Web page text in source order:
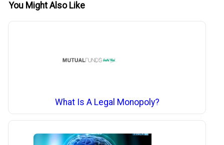
You Might Also Like
What Is A Legal Monopoly?